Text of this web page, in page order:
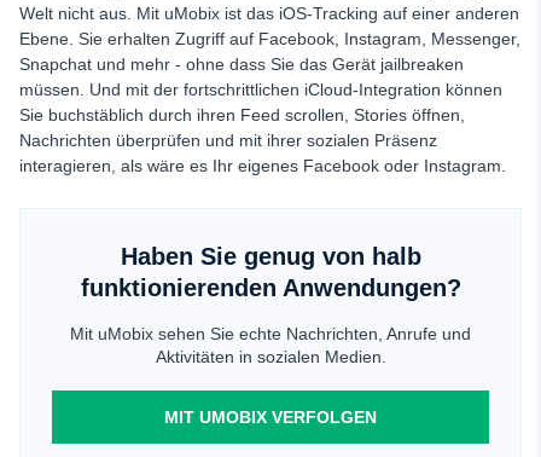
Welt nicht aus. Mit uMobix ist das iOS-Tracking auf einer anderen
Ebene. Sie erhalten Zugriff auf Facebook, Instagram, Messenger,
Snapchat und mehr - ohne dass Sie das Gerät jailbreaken
müssen. Und mit der fortschrittlichen iCloud-Integration können
Sie buchstäblich durch ihren Feed scrollen, Stories öffnen,
Nachrichten überprüfen und mit ihrer sozialen Präsenz
interagieren, als wäre es Ihr eigenes Facebook oder Instagram.
Haben Sie genug von halb
funktionierenden Anwendungen?
Mit uMobix sehen Sie echte Nachrichten, Anrufe und
Aktivitäten in sozialen Medien.
MIT UMOBIX VERFOLGEN